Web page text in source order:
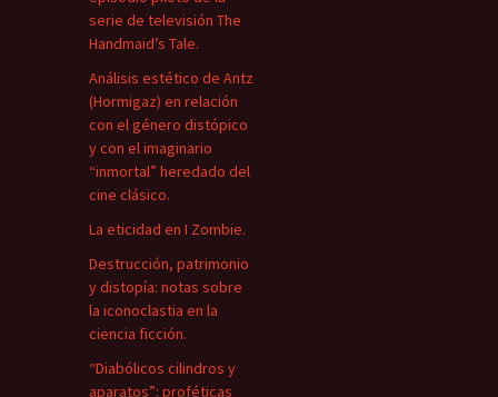
serie de televisión The
Handmaid’s Tale.
Análisis estético de Antz
(Hormigaz) en relación
con el género distópico
y con el imaginario
“inmortal” heredado del
cine clásico.
La eticidad en I Zombie.
Destrucción, patrimonio
y distopía: notas sobre
la iconoclastia en la
ciencia ficción.
“Diabólicos cilindros y
aparatos”: proféticas